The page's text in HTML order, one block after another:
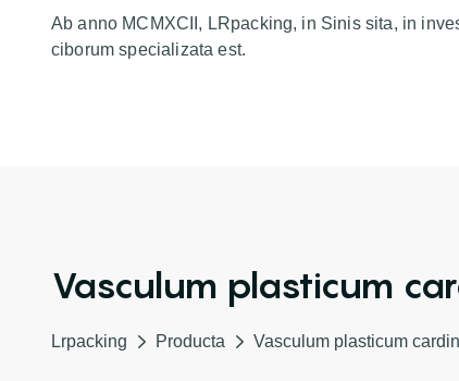
Ab anno MCMXCII, LRpacking, in Sinis sita, in
ciborum specializata est.
Vasculum plasticum
Lrpacking Producta Vasculum plasticum